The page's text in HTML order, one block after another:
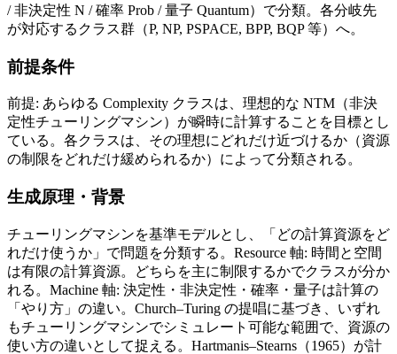
/ 非決定性 N / 確率 Prob / 量子 Quantum）で分類。各分岐先
が対応するクラス群（P, NP, PSPACE, BPP, BQP 等）へ。
前提条件
前提: あらゆる Complexity クラスは、理想的な NTM（非決
定性チューリングマシン）が瞬時に計算することを目標とし
ている。各クラスは、その理想にどれだけ近づけるか（資源
の制限をどれだけ緩められるか）によって分類される。
生成原理・背景
チューリングマシンを基準モデルとし、「どの計算資源をど
れだけ使うか」で問題を分類する。Resource 軸: 時間と空間
は有限の計算資源。どちらを主に制限するかでクラスが分か
れる。Machine 軸: 決定性・非決定性・確率・量子は計算の
「やり方」の違い。Church–Turing の提唱に基づき、いずれ
もチューリングマシンでシミュレート可能な範囲で、資源の
使い方の違いとして捉える。Hartmanis–Stearns（1965）が計